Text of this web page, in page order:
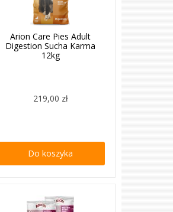
Arion Care Pies Adult
Digestion Sucha Karma
12kg
219,00 zł
Do koszyka